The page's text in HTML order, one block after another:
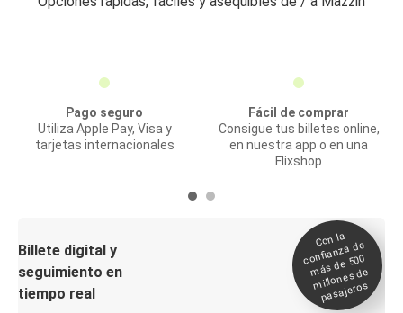
Pago seguro
Utiliza Apple Pay, Visa y
tarjetas internacionales
Fácil de comprar
Consigue tus billetes online,
en nuestra app o en una
Flixshop
Billete digital y
seguimiento en
tiempo real
Con la
confianza de
más de 500
millones de
pasajeros